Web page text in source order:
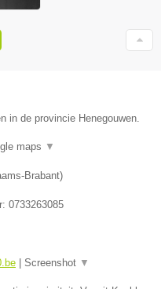
in de provincie Henegouwen.
maps ▼
Brabant)
0733263085
Screenshot ▼